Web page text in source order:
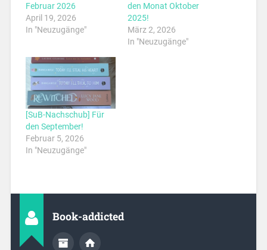
Februar 2026
April 19, 2026
In "Neuzugänge"
den Monat Oktober
2025!
März 2, 2026
In "Neuzugänge"
[SuB-Nachschub] Für
den September!
Februar 5, 2026
In "Neuzugänge"
Book-addicted